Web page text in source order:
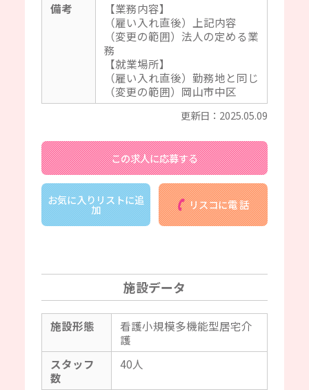
備考
【業務内容】
（雇い入れ直後）上記内容
（変更の範囲）法人の定める業
務
【就業場所】
（雇い入れ直後）勤務地と同じ
（変更の範囲）岡山市中区
更新日：2025.05.09
この求人に応募する
お気に入りリストに追
加 リスコに電 話
施設データ
施設形態
看護小規模多機能型居宅介
護
スタッフ
数
40人